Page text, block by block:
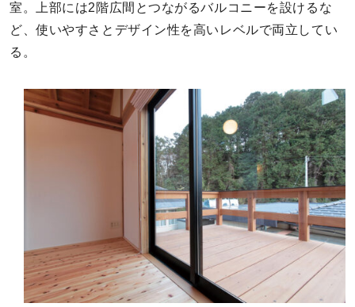
室。上部には2階広間とつながるバルコニーを設けるな
ど、使いやすさとデザイン性を高いレベルで両立してい
る。